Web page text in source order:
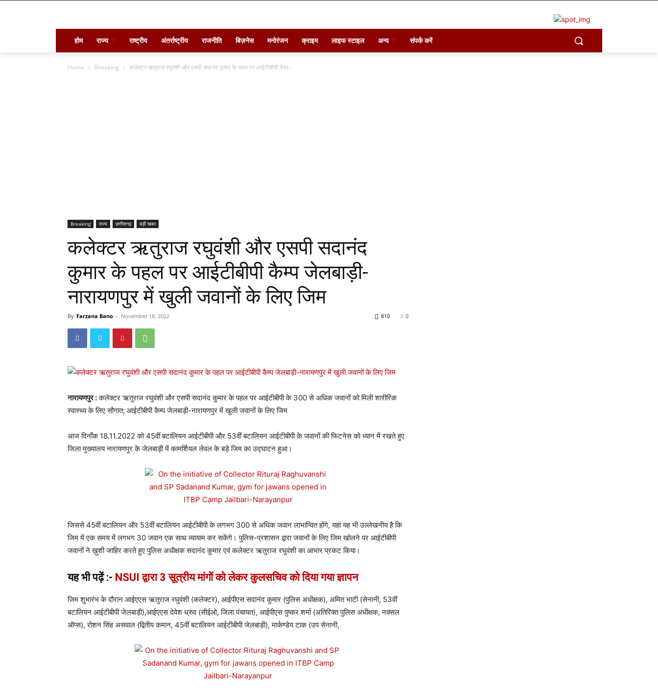
होम राज्य राष्ट्रीय अंतर्राष्ट्रीय राजनीति बिज़नेस मनोरंजन क्राइम लाइफ स्टाइल अन्य संपर्क करें
Home Breaking कलेक्टर ऋतुराज रघुवंशी और एसपी सदानंद कुमार के पहल पर आईटीबीपी कैम्प...
Breaking राज्य छत्तीसगढ़ बड़ी खबर
कलेक्टर ऋतुराज रघुवंशी और एसपी सदानंद
कुमार के पहल पर आईटीबीपी कैम्प जेलबाड़ी-
नारायणपुर में खुली जवानों के लिए जिम
By Farzana Bano - November 18, 2022 0
810
नारायणपुर :कलेक्टर ऋतुराज रघुवंशी और एसपी सदानंद कुमार के पहल पर आईटीबीपी के 300 से अधिक जवानों को मिली शारीरिक
स्वास्थ्य के लिए सौगात; आईटीबीपी कैम्प जेलबाड़ी-नारायणपुर में खुली जवानों के लिए जिम
आज दिनाँक 18.11.2022 को 45वीं बटालियन आईटीबीपी और 53वीं बटालियन आईटीबीपी के जवानों की फिटनेस को ध्यान में रखते हुए
जिला मुख्यालय नारायणपुर के जेलबाड़ी में कामर्शियल लेवल के बड़े जिम का उद्घाटन हुआ।
जिससे 45वीं बटालियन और 53वीं बटालियन आईटीबीपी के लगभग 300 से अधिक जवान लाभान्वित होंगे, यहां यह भी उल्लेखनीय है कि
जिम में एक समय में लगभग 30 जवान एक साथ व्यायाम कर सकेंगे। पुलिस-प्रशासन द्वारा जवानों के लिए जिम खोलने पर आईटीबीपी
जवानों ने ख़ुशी जाहिर करते हुए पुलिस अधीक्षक सदानंद कुमार एवं कलेक्टर ऋतुराज रघुवंशी का आभार प्रकट किया।
यह भी पढ़ें :- NSUI द्वारा 3 सूत्रीय मांगों को लेकर कुलसचिव को दिया गया ज्ञापन
जिम शुभारंभ के दौरान आईएएस ऋतुराज रघुवंशी (कलेक्टर), आईपीएस सदानंद कुमार (पुलिस अधीक्षक), अमित भाटी (सेनानी, 53वीं
बटालियन आईटीबीपी जेलबाड़ी),आईएएस देवेश ध्रुव (सीईओ, जिला पंचायत), आईपीएस पुष्कर शर्मा (अतिरिक्त पुलिस अधीक्षक, नक्सल
ऑप्स), रोशन सिंह असवाल (द्वितीय कमान, 45वीं बटालियन आईटीबीपी जेलबाड़ी), मार्कण्डेय टाक (उप सेनानी,